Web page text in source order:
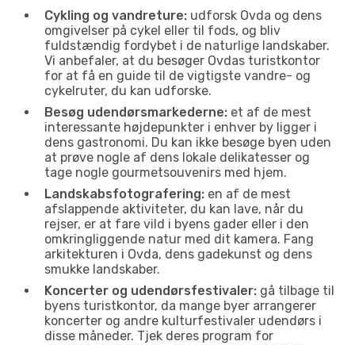
Cykling og vandreture: udforsk Ovda og dens
omgivelser på cykel eller til fods, og bliv
fuldstændig fordybet i de naturlige landskaber.
Vi anbefaler, at du besøger Ovdas turistkontor
for at få en guide til de vigtigste vandre- og
cykelruter, du kan udforske.
Besøg udendørsmarkederne: et af de mest
interessante højdepunkter i enhver by ligger i
dens gastronomi. Du kan ikke besøge byen uden
at prøve nogle af dens lokale delikatesser og
tage nogle gourmetsouvenirs med hjem.
Landskabsfotografering: en af de mest
afslappende aktiviteter, du kan lave, når du
rejser, er at fare vild i byens gader eller i den
omkringliggende natur med dit kamera. Fang
arkitekturen i Ovda, dens gadekunst og dens
smukke landskaber.
Koncerter og udendørsfestivaler: gå tilbage til
byens turistkontor, da mange byer arrangerer
koncerter og andre kulturfestivaler udendørs i
disse måneder. Tjek deres program for